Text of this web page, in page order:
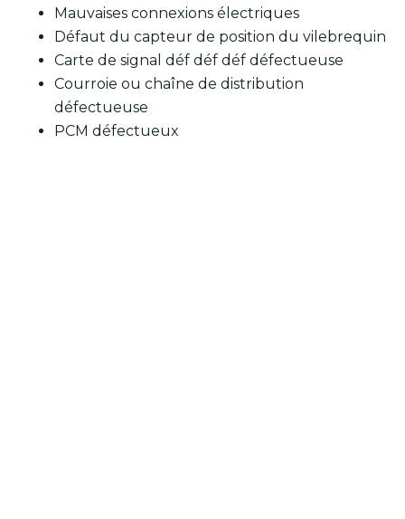
Mauvaises connexions électriques
Défaut du capteur de position du vilebrequin
Carte de signal déf déf déf défectueuse
Courroie ou chaîne de distribution
défectueuse
PCM défectueux